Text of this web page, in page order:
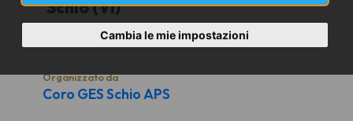
Cambia le mie impostazioni
Schio (VI)
Chiesa parrocchiale di Sant'Ulderico di Tretto
Organizzato da
Coro GES Schio APS